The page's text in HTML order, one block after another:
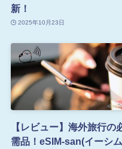
新！
2025年10月23日
【レビュー】海外旅行の
需品！eSIM-san(イーシム